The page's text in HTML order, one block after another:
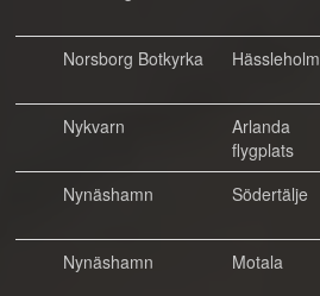
Norsborg Botkyrka
Hässleholm
Nykvarn
Arlanda
flygplats
Nynäshamn
Södertälje
Nynäshamn
Motala